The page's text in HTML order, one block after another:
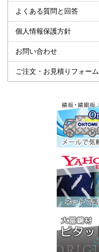
よくある質問と回答
個人情報保護方針
お問い合わせ
ご注文・お見積りフォーム